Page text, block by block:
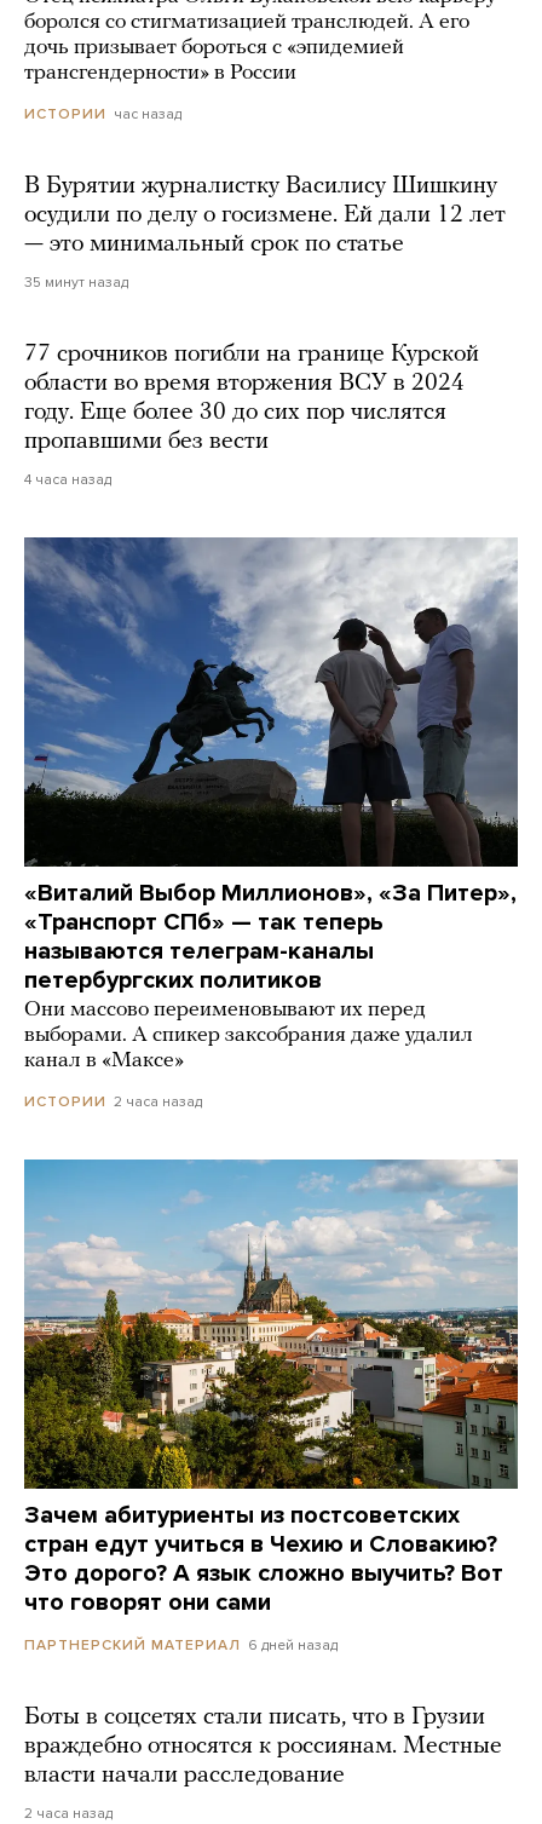
боролся со стигматизацией транслюдей. А его
дочь призывает бороться с «эпидемией
трансгендерности» в России
ИСТОРИИ час назад
В Бурятии журналистку Василису Шишкину
осудили по делу о госизмене. Ей дали 12 лет
— это минимальный срок по статье
35 минут назад
77 срочников погибли на границе Курской
области во время вторжения ВСУ в 2024
году. Еще более 30 до сих пор числятся
пропавшими без вести
4 часа назад
«Виталий Выбор Миллионов», «За Питер»,
«Транспорт СПб» — так теперь
называются телеграм-каналы
петербургских политиков
Они массово переименовывают их перед
выборами. А спикер заксобрания даже удалил
канал в «Максе»
ИСТОРИИ 2 часа назад
Зачем абитуриенты из постсоветских
стран едут учиться в Чехию и Словакию?
Это дорого? А язык сложно выучить? Вот
что говорят они сами
ПАРТНЕРСКИЙ МАТЕРИАЛ 6 дней назад
Боты в соцсетях стали писать, что в Грузии
враждебно относятся к россиянам. Местные
власти начали расследование
2 часа назад